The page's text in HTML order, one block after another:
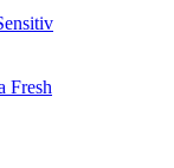
Fresh